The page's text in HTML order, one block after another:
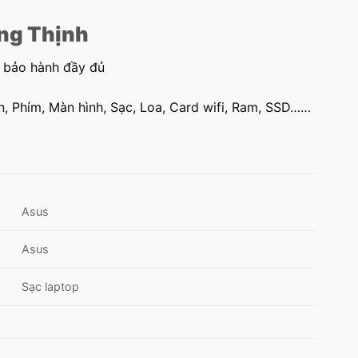
Thịnh
hành đầy đủ
Màn hình, Sạc, Loa, Card wifi, Ram, SSD……
Asus
Asus
Sạc laptop